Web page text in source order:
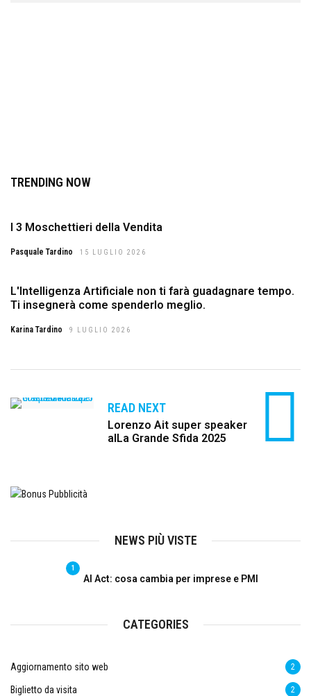
TRENDING NOW
I 3 Moschettieri della Vendita
Pasquale Tardino 15 LUGLIO 2026
L'Intelligenza Artificiale non ti farà guadagnare tempo.
Ti insegnerà come spenderlo meglio.
Karina Tardino 9 LUGLIO 2026
READ NEXT
Lorenzo Ait super speaker
alLa Grande Sfida 2025
NEWS PIÙ VISTE
1
AI Act: cosa cambia per imprese e PMI
CATEGORIES
Aggiornamento sito web 2
Biglietto da visita 2